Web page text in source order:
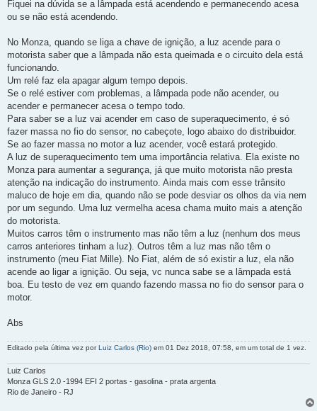
e
m
o
l
d
a
Fiquei na dúvida se a lâmpada está acendendo e permanecendo acesa
ou se não está acendendo.
No Monza, quando se liga a chave de ignição, a luz acende para o
motorista saber que a lâmpada não esta queimada e o circuito dela está
funcionando.
Um relé faz ela apagar algum tempo depois.
Se o relé estiver com problemas, a lâmpada pode não acender, ou
acender e permanecer acesa o tempo todo.
Para saber se a luz vai acender em caso de superaquecimento, é só
fazer massa no fio do sensor, no cabeçote, logo abaixo do distribuidor.
Se ao fazer massa no motor a luz acender, você estará protegido.
A luz de superaquecimento tem uma importância relativa. Ela existe no
Monza para aumentar a segurança, já que muito motorista não presta
atenção na indicação do instrumento. Ainda mais com esse trânsito
maluco de hoje em dia, quando não se pode desviar os olhos da via nem
por um segundo. Uma luz vermelha acesa chama muito mais a atenção
do motorista.
Muitos carros têm o instrumento mas não têm a luz (nenhum dos meus
carros anteriores tinham a luz). Outros têm a luz mas não têm o
instrumento (meu Fiat Mille). No Fiat, além de só existir a luz, ela não
acende ao ligar a ignição. Ou seja, vc nunca sabe se a lâmpada está
boa. Eu testo de vez em quando fazendo massa no fio do sensor para o
motor.
Abs
Editado pela última vez porLuiz Carlos (Rio) em 01 Dez 2018, 07:58, em um total de 1 vez.
Luiz Carlos
Monza GLS 2.0 -1994 EFI 2 portas - gasolina - prata argenta
Rio de Janeiro - RJ